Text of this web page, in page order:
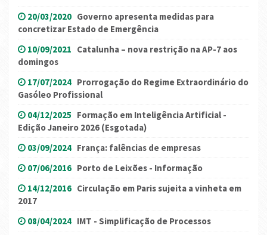
20/03/2020 Governo apresenta medidas para
concretizar Estado de Emergência
10/09/2021 Catalunha – nova restrição na AP-7 aos
domingos
17/07/2024 Prorrogação do Regime Extraordinário do
Gasóleo Profissional
04/12/2025 Formação em Inteligência Artificial -
Edição Janeiro 2026 (Esgotada)
03/09/2024 França: falências de empresas
07/06/2016 Porto de Leixões - Informação
14/12/2016 Circulação em Paris sujeita a vinheta em
2017
08/04/2024 IMT - Simplificação de Processos